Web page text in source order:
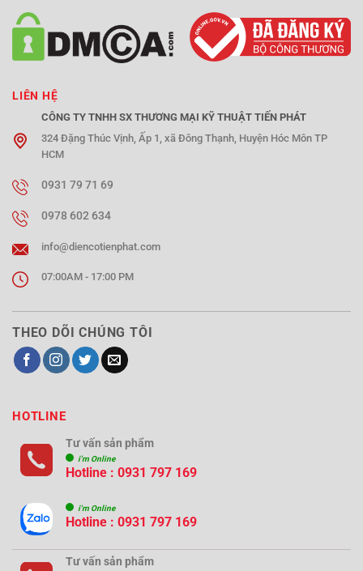
LIÊN HỆ
CÔNG TY TNHH SX THƯƠNG MẠI KỸ THUẬT TIẾN PHÁT
324 Đặng Thúc Vịnh, Ấp 1, xã Đông Thạnh, Huyện Hóc Môn TP
HCM
0931 79 71 69
0978 602 634
info@diencotienphat.com
07:00AM - 17:00 PM
THEO DÕI CHÚNG TÔI
HOTLINE
Tư vấn sản phẩm
i'm Online
Hotline : 0931 797 169
i'm Online
Hotline : 0931 797 169
Tư vấn sản phẩm